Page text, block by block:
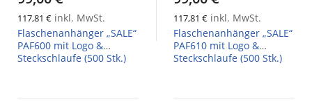
117,81 € inkl. MwSt.
Flaschenanhänger „SALE“
PAF600 mit Logo &
Steckschlaufe (500 Stk.)
117,81 € inkl. MwSt.
Flaschenanhänger „SALE“
PAF610 mit Logo &
Steckschlaufe (500 Stk.)